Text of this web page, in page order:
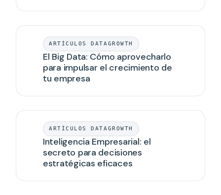
ARTÍCULOS DATAGROWTH
El Big Data: Cómo aprovecharlo
para impulsar el crecimiento de
tu empresa
ARTÍCULOS DATAGROWTH
Inteligencia Empresarial: el
secreto para decisiones
estratégicas eficaces